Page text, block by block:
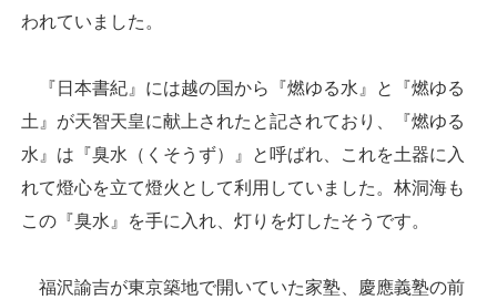
われていました。
『日本書紀』には越の国から『燃ゆる水』と『燃ゆる
土』が天智天皇に献上されたと記されており、『燃ゆる
水』は『臭水（くそうず）』と呼ばれ、これを土器に入
れて燈心を立て燈火として利用していました。林洞海も
この『臭水』を手に入れ、灯りを灯したそうです。
福沢諭吉が東京築地で開いていた家塾、慶應義塾の前